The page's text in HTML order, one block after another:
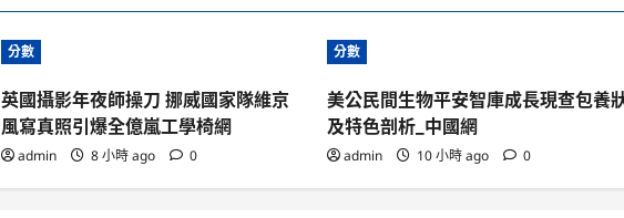
分數
英國攝影年夜師操刀 挪威國家隊維京
風寫真照引爆全億嵐工學椅網
admin 8 小時 ago 0
分數
美公民間生物平安智庫成長現查包養
及特色剖析_中國網
admin 10 小時 ago 0